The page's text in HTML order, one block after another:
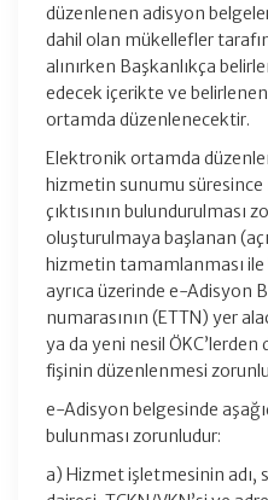
düzenlenen adisyon
dahil olan mükellefler
alınırken Başkanlıkça
edecek içerikte ve
ortamda düzenlenecektir.
Elektronik ortamda
hizmetin sunumu
çıktısının bulundurulması
oluşturulmaya başlanan
hizmetin tamamlanması ile
ayrıca üzerinde e-Adisyon
numarasının (ETTN) yer
ya da yeni nesil
fişinin düzenlenmesi
e-Adisyon belgesinde
bulunması zorunludur:
a) Hizmet işletmesinin adı,